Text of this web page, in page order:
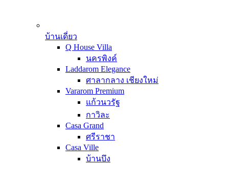
บ้านเดี่ยว
Q House Villa
นครพิงค์
Laddarom Elegance
ศาลากลาง เชียงใหม่
Vararom Premium
แก้วนวรัฐ
กาวิละ
Casa Grand
ศรีราชา
Casa Ville
บ้านบึง